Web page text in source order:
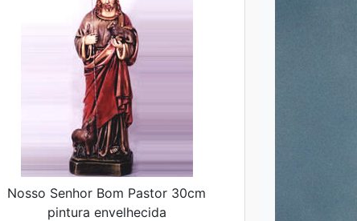
Nosso Senhor Bom Pastor 30cm
pintura envelhecida